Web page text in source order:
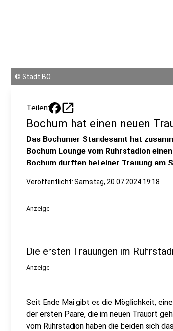
© Stadt BO
Teilen: open_in_new
Bochum hat einen neuen
Das Bochumer Standesamt hat
Bochum Lounge vom Ruhrstadion
Bochum durften bei einer Trauung am
Veröffentlicht: Samstag, 20.07.2024 19:18
Anzeige
Die ersten Trauungen im
Anzeige
Seit Ende Mai gibt es die Möglichkeit,
der ersten Paare, die im neuen Trauort
vom Ruhrstadion haben die beiden sich